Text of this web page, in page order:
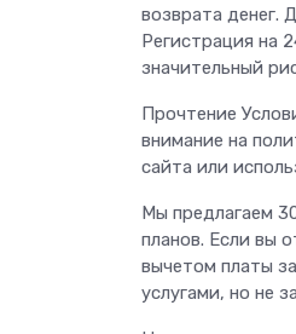
возврата денег.
Регистрация на
значительный
Прочтение
внимание на
сайта или
Мы предлагаем
планов. Если вы
вычетом платы
услугами, но не